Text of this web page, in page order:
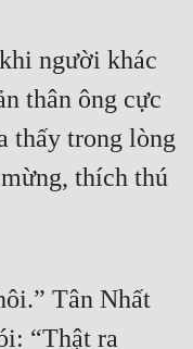
người khác
thân ông cực
thấy trong lòng
thích thú
Tân Nhất
“Thật ra